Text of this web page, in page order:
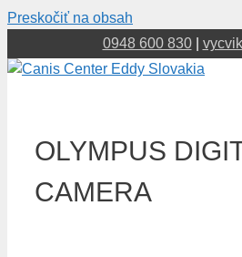
Preskočiť na obsah
0948 600 830|
OLYMPUS
CAMERA